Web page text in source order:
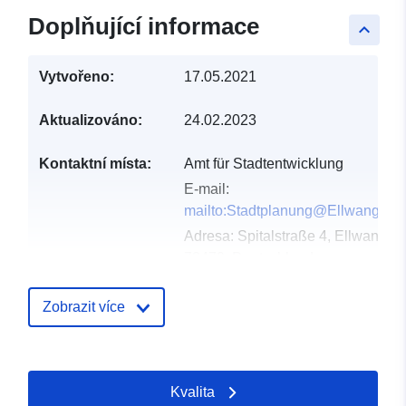
keyboard_arrow_up
Doplňující informace
Vytvořeno: 17.05.2021
Aktualizováno: 24.02.2023
Kontaktní místa:
Amt für Stadtentwicklung
E-mail:
Adresa: Spitalstraße 4, Ellwangen,
záznam:
19 January 2026
Aktualizace údajů.europa.eu:
Zobrazit více
Kvalita